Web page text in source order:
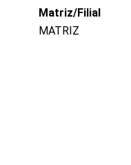
Matriz/Filial
MATRIZ